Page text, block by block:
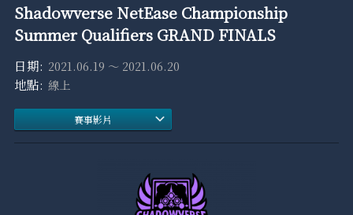
Shadowverse NetEase Championship
Summer Qualifiers GRAND FINALS
2021.06.19 ～ 2021.06.20
線上
賽事影片